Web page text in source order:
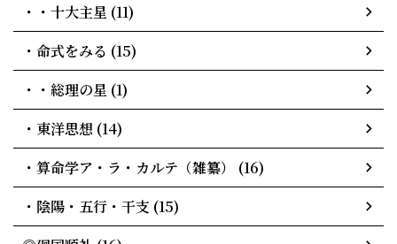
・・十大主星 (11)
・命式をみる (15)
・・総理の星 (1)
・東洋思想 (14)
・算命学ア・ラ・カルテ（雑纂） (16)
・陰陽・五行・干支 (15)